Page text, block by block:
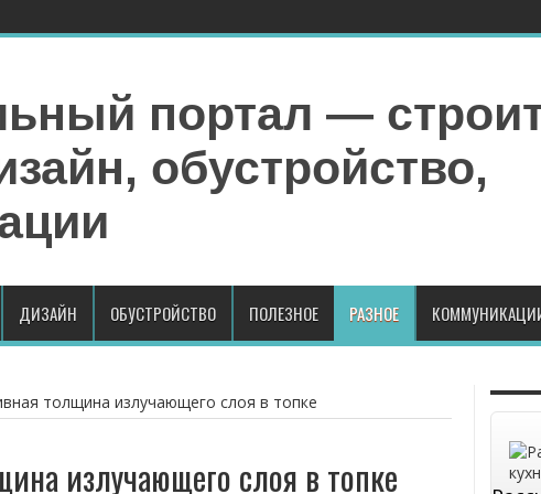
ДИЗАЙН ОБУСТРОЙСТВО ПОЛЕЗНОЕ РАЗНОЕ
толщина излучающего слоя в топке
излучающего слоя в топке